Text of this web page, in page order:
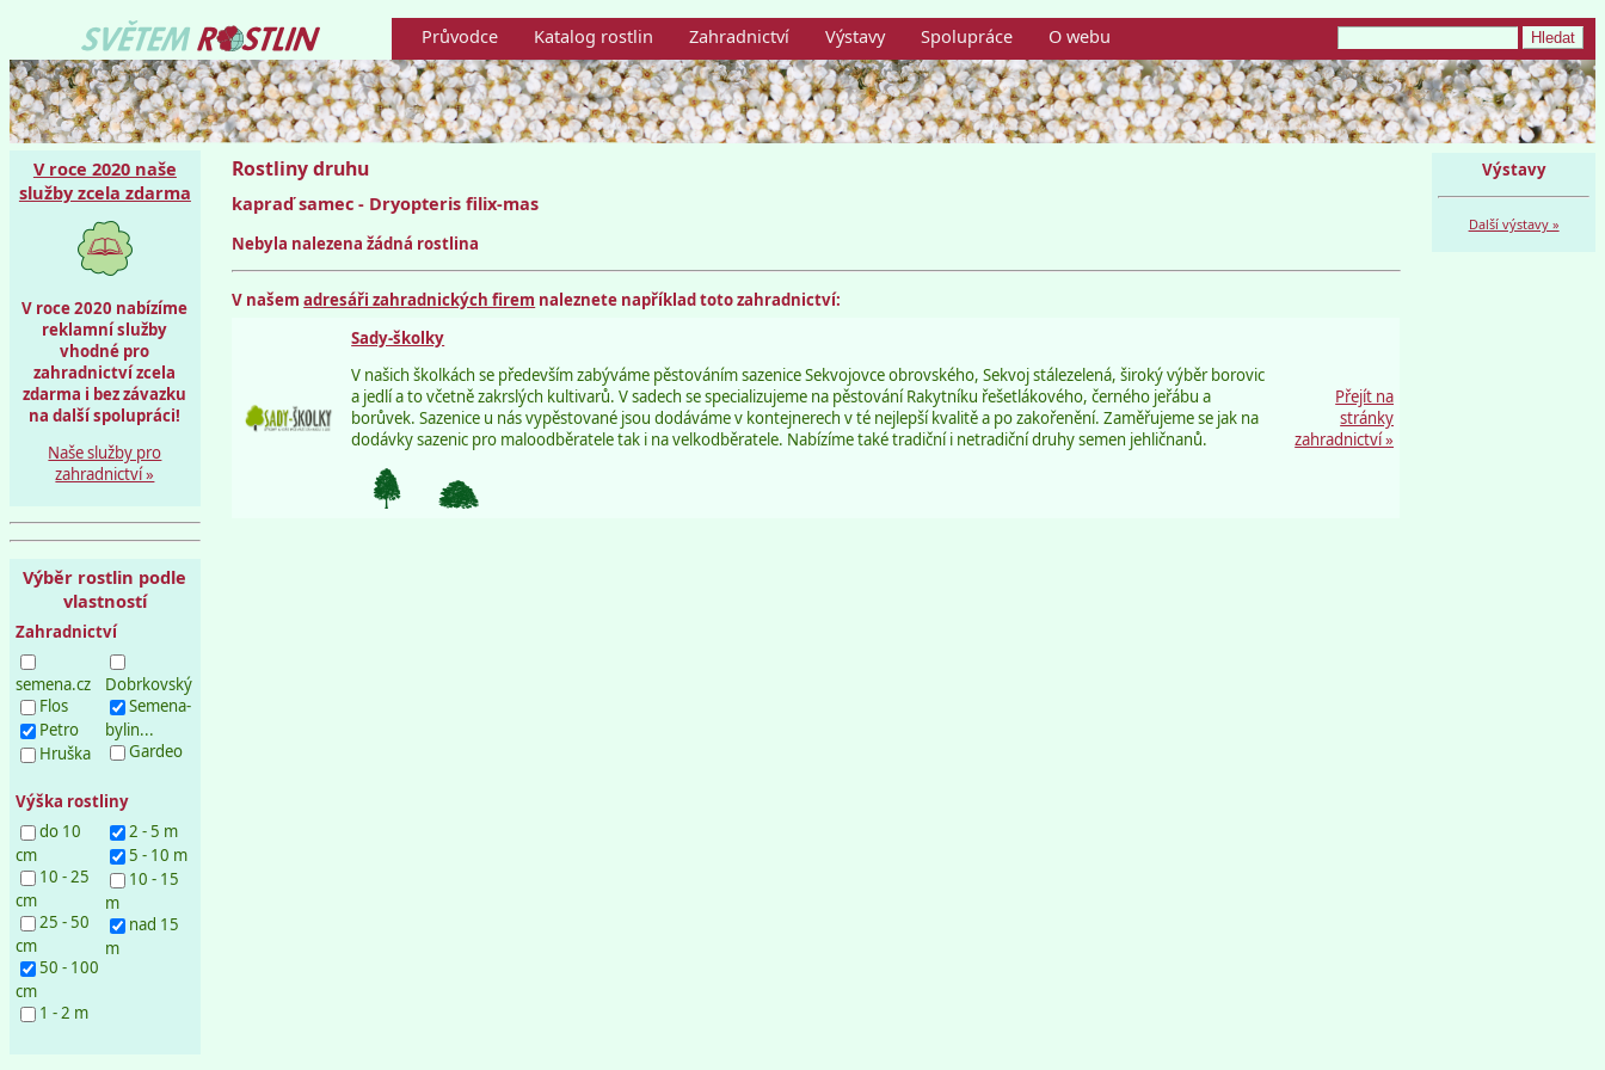
Průvodce Katalog rostlin Zahradnictví Výstavy Spolupráce O webu
V roce 2020 naše
služby zcela zdarma
V roce 2020 nabízíme
reklamní služby
vhodné pro
zahradnictví zcela
zdarma i bez závazku
na další spolupráci!
Naše služby pro
zahradnictví »
Výběr rostlin podle
vlastností
Zahradnictví
semena.cz
Flos
Petro
Hruška
Dobrkovský
Semena-
bylin...
Gardeo
Výška rostliny
do 10
cm
10 - 25
cm
25 - 50
cm
50 - 100
cm
1 - 2 m
2 - 5 m
5 - 10 m
10 - 15
m
nad 15
m
Rostliny druhu
kapraď samec - Dryopteris filix-mas
Nebyla nalezena žádná rostlina
V našemadresáři zahradnických firem naleznete například toto zahradnictví:
Sady-školky
V našich školkách se především zabýváme pěstováním sazenice Sekvojovce obrovského, Sekvoj stálezelená, široký výběr borovic
a jedlí a to včetně zakrslých kultivarů. V sadech se specializujeme na pěstování Rakytníku řešetlákového, černého jeřábu a
borůvek. Sazenice u nás vypěstované jsou dodáváme v kontejnerech v té nejlepší kvalitě a po zakořenění. Zaměřujeme se jak na
dodávky sazenic pro maloodběratele tak i na velkodběratele. Nabízíme také tradiční i netradiční druhy semen jehličnanů.
Přejít na
stránky
zahradnictví »
Výstavy
Další výstavy »